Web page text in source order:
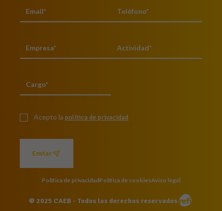
Acepto la política de privacidad
Enviar
Política de privacidadPolítica de cookiesAviso legal
© 2025 CAEB - Todos los derechos reservados